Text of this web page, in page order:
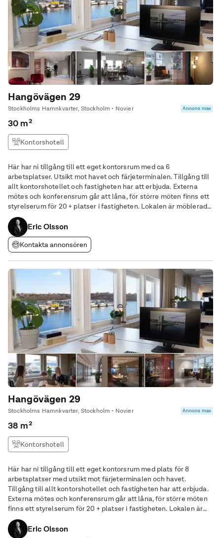
Hangövägen 29
Stockholms Hamnkvarter, Stockholm • Novier Annons max
30 m²
Kontorshotell
Här har ni tillgång till ett eget kontorsrum med ca 6
arbetsplatser. Utsikt mot havet och färjeterminalen. Tillgång till
allt kontorshotellet och fastigheten har att erbjuda. Externa
mötes och konferensrum går att låna, för större möten finns ett
styrelserum för 20 + platser i fastigheten. Lokalen är möblerad
och går att flytta in i per omgående. I priset inågår förutom
lokalen fri tillgång till
Eric Olsson
Kontakta annonsören
Hangövägen 29
Stockholms Hamnkvarter, Stockholm • Novier Annons max
38 m²
Kontorshotell
Här har ni tillgång till ett eget kontorsrum med plats för 8
arbetsplatser med utsikt mot färjeterminalen och havet.
Tillgång till allt kontorshotellet och fastigheten har att erbjuda.
Externa mötes och konferensrum går att låna, för större möten
finns ett styrelserum för 20 + platser i fastigheten. Lokalen är
möblerad och går att flytta in i per omgående. I priset inågår
förutom lokalen fri
Eric Olsson